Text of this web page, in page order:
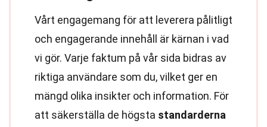
Vårt engagemang för att leverera pålitligt
och engagerande innehåll är kärnan i vad
vi gör. Varje faktum på vår sida bidras av
riktiga användare som du, vilket ger en
mängd olika insikter och information. För
att säkerställa de högsta standarderna